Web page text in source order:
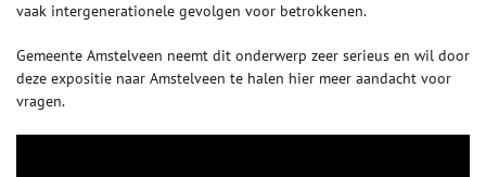
vaak intergenerationele gevolgen voor betrokkenen.
Gemeente Amstelveen neemt dit onderwerp zeer serieus en wil door
deze expositie naar Amstelveen te halen hier meer aandacht voor
vragen.